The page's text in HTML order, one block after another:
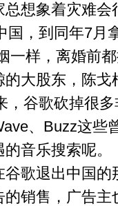
想象着灾难
国，到同年7月
一样，离婚前
大股东，陈
，谷歌砍掉很
、Buzz这些
音乐搜索呢。
歌退出中国
销售，广告